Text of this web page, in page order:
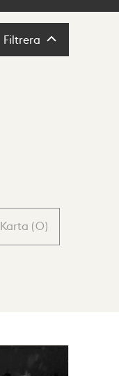
Filtrera Filtrera
Karta (0)